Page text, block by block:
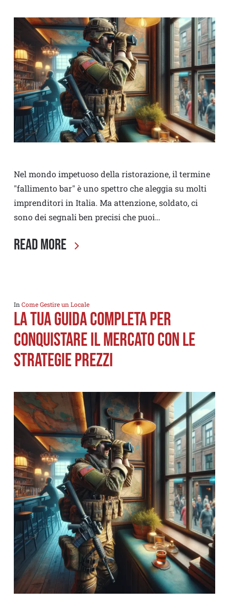
Nel mondo impetuoso della ristorazione, il termine
"fallimento bar" è uno spettro che aleggia su molti
imprenditori in Italia. Ma attenzione, soldato, ci
sono dei segnali ben precisi che puoi…
Read More
In Come Gestire un Locale
La Tua Guida Completa per
conquistare il mercato con le
strategie prezzi